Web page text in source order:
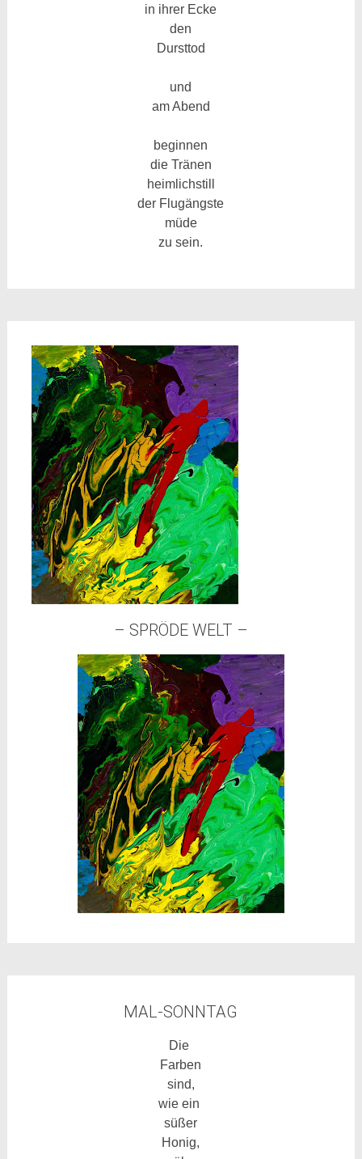
in ihrer Ecke
den
Dursttod
und
am Abend
beginnen
die Tränen
heimlichstill
der Flugängste
müde
zu sein.
– SPRÖDE WELT –
MAL-SONNTAG
Die
Farben
sind,
wie ein
süßer
Honig,